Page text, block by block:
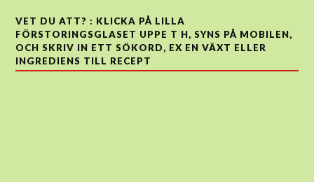
VET DU ATT? : KLICKA PÅ LILLA
FÖRSTORINGSGLASET UPPE T H, SYNS PÅ MOBILEN,
OCH SKRIV IN ETT SÖKORD, EX EN VÄXT ELLER
INGREDIENS TILL RECEPT